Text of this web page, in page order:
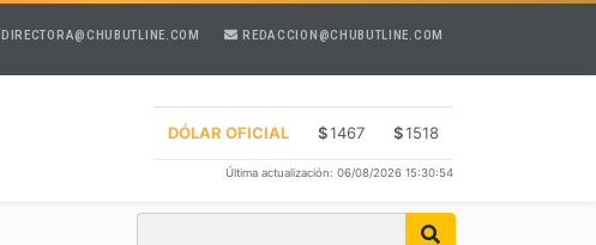
DIRECTORA@CHUBUTLINE.COM REDACCION@CHUBUTLINE.COM
DÓLAR OFICIAL $1467 $1518
Última actualización: 06/08/2026 15:30:54